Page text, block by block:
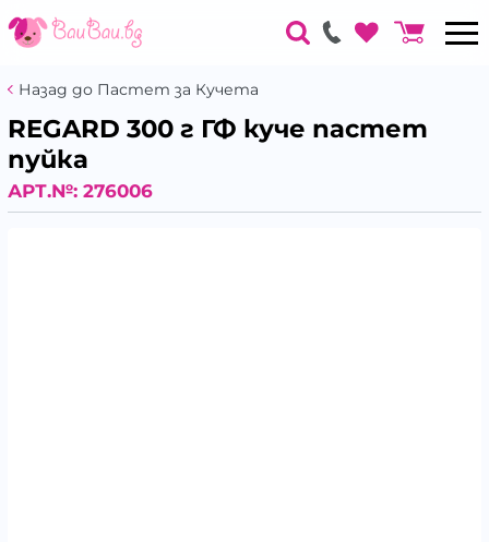
Назад до Пастет за Кучета
REGARD 300 г ГФ куче пастет
пуйка
АРТ.№: 276006